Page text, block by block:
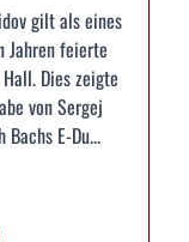
gilt als eines
Jahren feierte
Dies zeigte
von Sergej
E-Du...